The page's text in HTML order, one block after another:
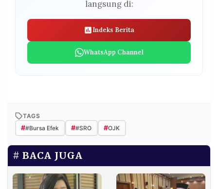
langsung di:
Indeks Berita
WhatsApp Channel
TAGS
##Bursa Efek ##SRO #OJK
BACA JUGA